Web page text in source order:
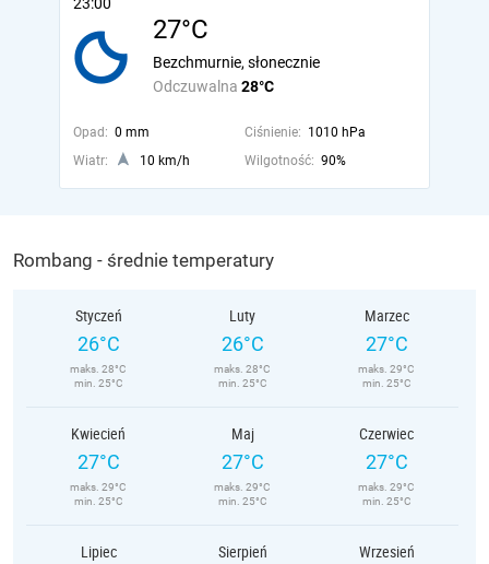
27°C
Odczuwalna 28°C
Bezchmurnie, słonecznie
Opad: 0 mm Ciśnienie: 1010 hPa
Wiatr:
10 km/h Wilgotność: 90%
Rombang - średnie temperatury
Styczeń
26°C
maks. 28°C
min. 25°C
Luty
26°C
maks. 28°C
min. 25°C
Marzec
27°C
maks. 29°C
min. 25°C
Kwiecień
27°C
maks. 29°C
min. 25°C
Maj
27°C
maks. 29°C
min. 25°C
Czerwiec
27°C
maks. 29°C
min. 25°C
Lipiec Sierpień Wrzesień